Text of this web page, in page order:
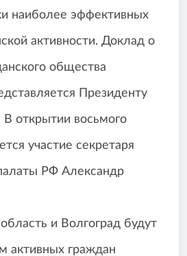
наиболее эффективных
активности. Доклад о
общества
Президенту
В открытии восьмого
участие секретаря
РФ Александр
и Волгоград будут
активных граждан